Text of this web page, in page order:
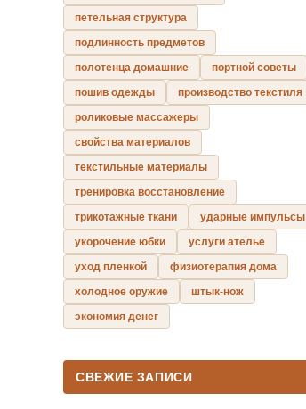
петельная структура
подлинность предметов
полотенца домашние
портной советы
пошив одежды
производство текстиля
роликовые массажеры
свойства материалов
текстильные материалы
тренировка восстановление
трикотажные ткани
ударные импульсы
укорочение юбки
услуги ателье
уход пленкой
физиотерапия дома
холодное оружие
штык-нож
экономия денег
СВЕЖИЕ ЗАПИСИ